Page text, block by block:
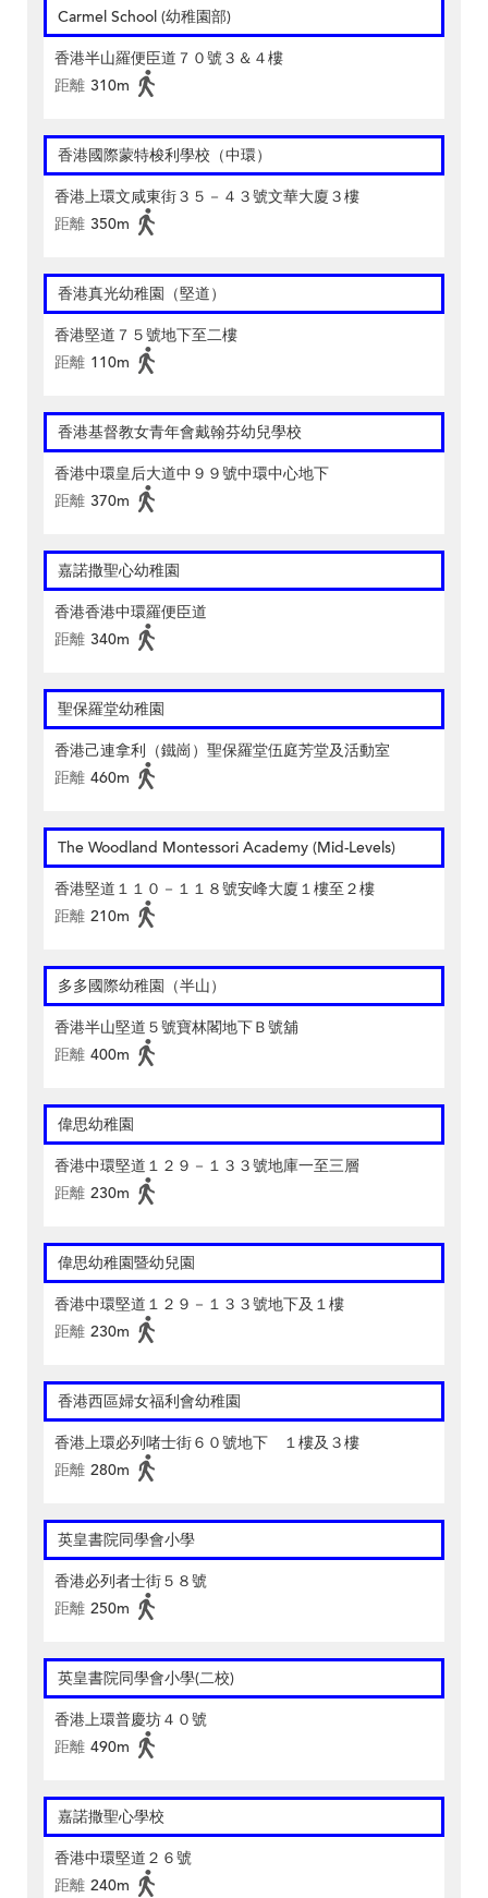
Carmel School (幼稚園部)
香港半山羅便臣道７０號３＆４樓
距離 310m
香港國際蒙特梭利學校（中環）
香港上環文咸東街３５－４３號文華大廈３樓
距離 350m
香港真光幼稚園（堅道）
香港堅道７５號地下至二樓
距離 110m
香港基督教女青年會戴翰芬幼兒學校
香港中環皇后大道中９９號中環中心地下
距離 370m
嘉諾撒聖心幼稚園
香港香港中環羅便臣道
距離 340m
聖保羅堂幼稚園
香港己連拿利（鐵崗）聖保羅堂伍庭芳堂及活動室
距離 460m
The Woodland Montessori Academy (Mid-Levels)
香港堅道１１０－１１８號安峰大廈１樓至２樓
距離 210m
多多國際幼稚園（半山）
香港半山堅道５號寶林閣地下Ｂ號舖
距離 400m
偉思幼稚園
香港中環堅道１２９－１３３號地庫一至三層
距離 230m
偉思幼稚園暨幼兒園
香港中環堅道１２９－１３３號地下及１樓
距離 230m
香港西區婦女福利會幼稚園
香港上環必列啫士街６０號地下 １樓及３樓
距離 280m
英皇書院同學會小學
香港必列者士街５８號
距離 250m
英皇書院同學會小學(二校)
香港上環普慶坊４０號
距離 490m
嘉諾撒聖心學校
香港中環堅道２６號
距離 240m